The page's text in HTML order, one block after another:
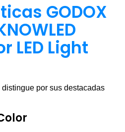
GODOX
LED Light
por sus destacadas